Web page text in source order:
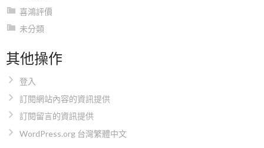
喜鴻評價
未分類
其他操作
登入
訂閱網站內容的資訊提供
訂閱留言的資訊提供
WordPress.org 台灣繁體中文